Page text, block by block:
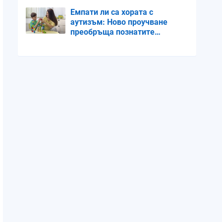
Емпати ли са хората с
аутизъм: Ново проучване
преобръща познатите